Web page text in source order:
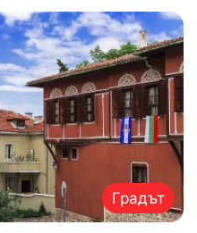
Градът